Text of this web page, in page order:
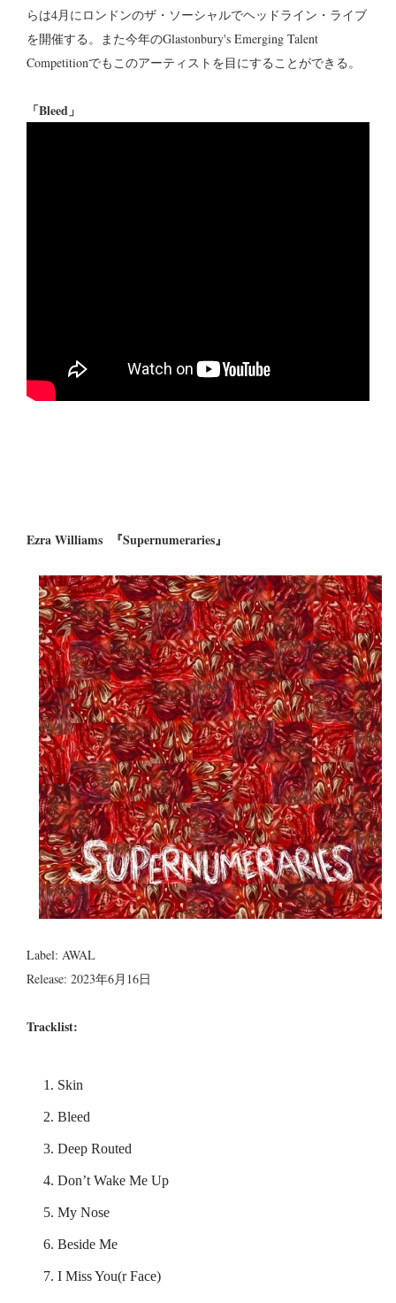
らは4月にロンドンのザ・ソーシャルでヘッドライン・ライブ
を開催する。また今年のGlastonbury's Emerging Talent
Competitionでもこのアーティストを目にすることができる。
「Bleed」
Ezra Williams 『Supernumeraries』
Label: AWAL
Release: 2023年6月16日
Tracklist:
Skin
Bleed
Deep Routed
Don’t Wake Me Up
My Nose
Beside Me
I Miss You(r Face)